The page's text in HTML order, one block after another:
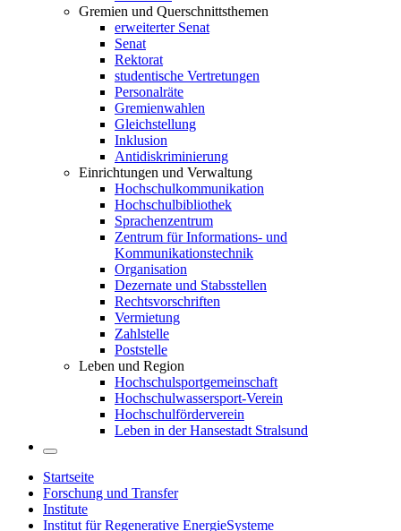
Gremien und Querschnittsthemen
erweiterter Senat
Senat
Rektorat
studentische Vertretungen
Personalräte
Gremienwahlen
Gleichstellung
Inklusion
Antidiskriminierung
Einrichtungen und Verwaltung
Hochschulkommunikation
Hochschulbibliothek
Sprachenzentrum
Zentrum für Informations- und
Kommunikationstechnik
Organisation
Dezernate und Stabsstellen
Rechtsvorschriften
Vermietung
Zahlstelle
Poststelle
Leben und Region
Hochschulsportgemeinschaft
Hochschulwassersport-Verein
Hochschulförderverein
Leben in der Hansestadt Stralsund
Startseite
Forschung und Transfer
Institute
Institut für Regenerative EnergieSysteme